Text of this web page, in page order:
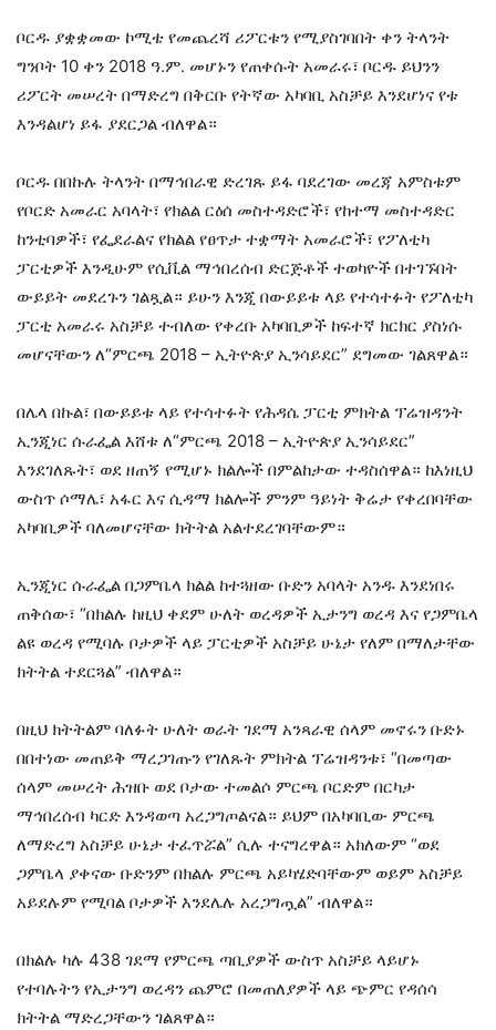
ቦርዱ ያቋቋመው ኮሚቴ የመጨረሻ ሪፖርቱን የሚያስገባበት ቀን ትላንት
ግንቦት 10 ቀን 2018 ዓ.ም. መሆኑን የጠቀሱት አመራሩ፣ ቦርዱ ይህንን
ሪፖርት መሠረት በማድረግ በቅርቡ የትኛው አካባቢ አስቻይ እንደሆነና የቱ
እንዳልሆነ ይፋ ያደርጋል ብለዋል።
ቦርዱ በበኩሉ ትላንት በማኅበራዊ ድረገጹ ይፋ ባደረገው መረጃ አምስቱም
የቦርድ አመራር አባላት፣ የክልል ርዕሰ መስተዳድሮች፣ የከተማ መስተዳድር
ከንቲባዎች፣ የፌደራልና የክልል የፀጥታ ተቋማት አመራሮች፣ የፖለቲካ
ፓርቲዎች እንዲሁም የሲቪል ማኅበረሰብ ድርጅቶች ተወካዮች በተገኙበት
ውይይት መደረጉን ገልጿል። ይሁን እንጂ በውይይቱ ላይ የተሳተፉት የፖለቲካ
ፓርቲ አመራሩ አስቻይ ተብለው የቀረቡ አካባቢዎች ከፍተኛ ክርክር ያስነሱ
መሆናቸውን ለ“ምርጫ 2018 – ኢትዮጵያ ኢንሳይደር” ደግመው ገልጸዋል።
በሌላ በኩል፣ በውይይቱ ላይ የተሳተፉት የሕዳሴ ፓርቲ ምክትል ፕሬዝዳንት
ኢንጂነር ሱራፌል እሸቱ ለ“ምርጫ 2018 – ኢትዮጵያ ኢንሳይደር”
እንደገለጹት፣ ወደ ዘጠኝ የሚሆኑ ክልሎች በምልከታው ተዳስሰዋል። ከእነዚህ
ውስጥ ሶማሌ፣ አፋር እና ሲዳማ ክልሎች ምንም ዓይነት ቅሬታ የቀረበባቸው
አካባቢዎች ባለመሆናቸው ክትትል አልተደረገባቸውም።
ኢንጂነር ሱራፌል በጋምቤላ ክልል ከተጓዘው ቡድን አባላት አንዱ እንደነበሩ
ጠቅሰው፣ “በክልሉ ከዚህ ቀደም ሁለት ወረዳዎች ኢታንግ ወረዳ እና የጋምቤላ
ልዩ ወረዳ የሚባሉ ቦታዎች ላይ ፓርቲዎች አስቻይ ሁኔታ የለም በማለታቸው
ክትትል ተደርጓል” ብለዋል።
በዚህ ክትትልም ባለፉት ሁለት ወራት ገደማ አንጻራዊ ሰላም መኖሩን ቡድኑ
በበተነው መጠይቅ ማረጋገጡን የገለጹት ምክትል ፕሬዝዳንቱ፣ “በመጣው
ሰላም መሠረት ሕዝቡ ወደ ቦታው ተመልሶ ምርጫ ቦርድም በርካታ
ማኅበረሰብ ካርድ እንዳወጣ አረጋግጦልናል። ይህም በአካባቢው ምርጫ
ለማድረግ አስቻይ ሁኔታ ተፈጥሯል” ሲሉ ተናግረዋል። አክለውም “ወደ
ጋምቤላ ያቀናው ቡድንም በክልሉ ምርጫ አይካሄድባቸውም ወይም አስቻይ
አይደሉም የሚባል ቦታዎች እንደሌሉ አረጋግጧል” ብለዋል።
በክልሉ ካሉ 438 ገደማ የምርጫ ጣቢያዎች ውስጥ አስቻይ ላይሆኑ
የተባሉትን የኢታንግ ወረዳን ጨምሮ በመጠለያዎች ላይ ጭምር የዳሰሳ
ክትትል ማድረጋቸውን ገልጸዋል።